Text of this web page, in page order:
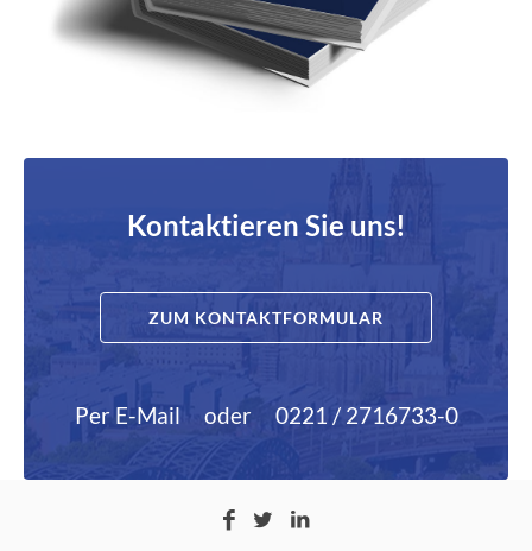
Kontaktieren Sie uns!
ZUM KONTAKTFORMULAR
Per E-Mail oder 0221 / 2716733-0